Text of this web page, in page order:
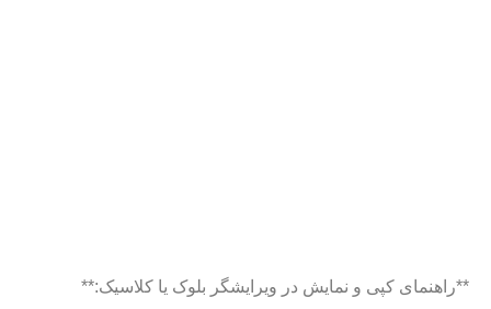
**راهنمای کپی و نمایش در ویرایشگر بلوک یا کلاسیک:**